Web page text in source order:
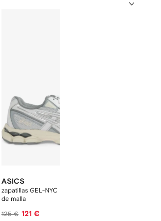
5
ASICS
zapatillas GEL-NYC 2055 con detalle
de malla
125 € 121 €
6